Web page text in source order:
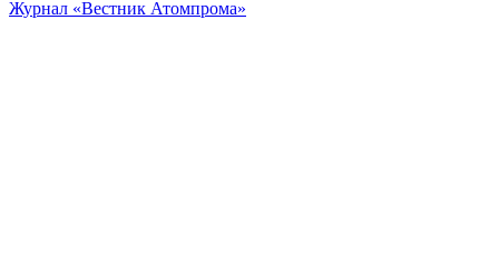
Журнал «Вестник Атомпрома»